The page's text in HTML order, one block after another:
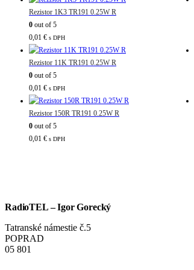
Rezistor 1K3 TR191 0.25W R
0 out of 5
0,01 € s DPH
Rezistor 11K TR191 0.25W R
0 out of 5
0,01 € s DPH
Rezistor 150R TR191 0.25W R
0 out of 5
0,01 € s DPH
RadioTEL – Igor Gorecký
Tatranské námestie č.5
POPRAD
05 801